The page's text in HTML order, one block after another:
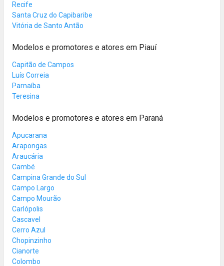
Recife
Santa Cruz do Capibaribe
Vitória de Santo Antão
Modelos e promotores e atores em Piauí
Capitão de Campos
Luís Correia
Parnaíba
Teresina
Modelos e promotores e atores em Paraná
Apucarana
Arapongas
Araucária
Cambé
Campina Grande do Sul
Campo Largo
Campo Mourão
Carlópolis
Cascavel
Cerro Azul
Chopinzinho
Cianorte
Colombo